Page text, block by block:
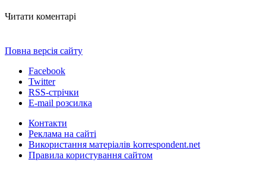
Читати коментарі
Повна версія сайту
Facebook
Twitter
RSS-стрічки
E-mail розсилка
Контакти
Реклама на сайті
Використання матеріалів korrespondent.net
Правила користування сайтом